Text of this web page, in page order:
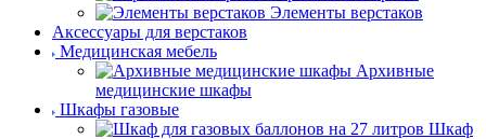
Элементы верстаков
Аксессуары для верстаков
Медицинская мебель
Архивные
медицинские шкафы
Шкафы газовые
Шкаф